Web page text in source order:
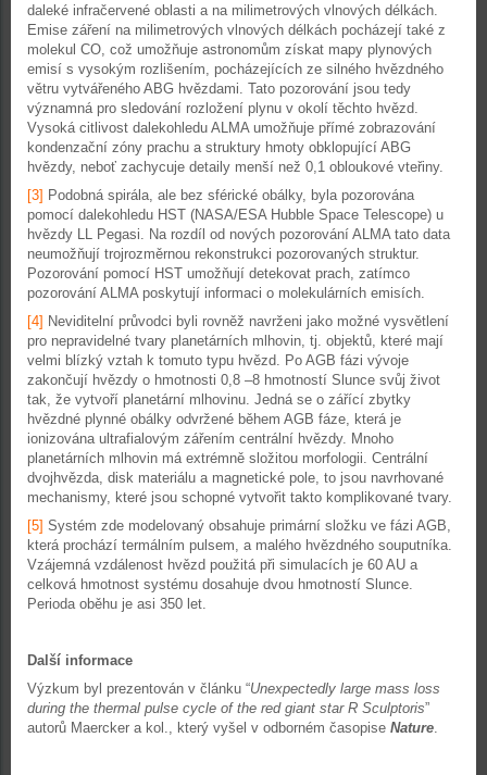
daleké infračervené oblasti a na milimetrových vlnových délkách.
Emise záření na milimetrových vlnových délkách pocházejí také z
molekul CO, což umožňuje astronomům získat mapy plynových
emisí s vysokým rozlišením, pocházejících ze silného hvězdného
větru vytvářeného ABG hvězdami. Tato pozorování jsou tedy
významná pro sledování rozložení plynu v okolí těchto hvězd.
Vysoká citlivost dalekohledu ALMA umožňuje přímé zobrazování
kondenzační zóny prachu a struktury hmoty obklopující ABG
hvězdy, neboť zachycuje detaily menší než 0,1 obloukové vteřiny.
[3] Podobná spirála, ale bez sférické obálky, byla pozorována
pomocí dalekohledu HST (NASA/ESA Hubble Space Telescope) u
hvězdy LL Pegasi. Na rozdíl od nových pozorování ALMA tato data
neumožňují trojrozměrnou rekonstrukci pozorovaných struktur.
Pozorování pomocí HST umožňují detekovat prach, zatímco
pozorování ALMA poskytují informaci o molekulárních emisích.
[4] Neviditelní průvodci byli rovněž navrženi jako možné vysvětlení
pro nepravidelné tvary planetárních mlhovin, tj. objektů, které mají
velmi blízký vztah k tomuto typu hvězd. Po AGB fázi vývoje
zakončují hvězdy o hmotnosti 0,8 –8 hmotností Slunce svůj život
tak, že vytvoří planetární mlhovinu. Jedná se o zářící zbytky
hvězdné plynné obálky odvržené během AGB fáze, která je
ionizována ultrafialovým zářením centrální hvězdy. Mnoho
planetárních mlhovin má extrémně složitou morfologii. Centrální
dvojhvězda, disk materiálu a magnetické pole, to jsou navrhované
mechanismy, které jsou schopné vytvořit takto komplikované tvary.
[5] Systém zde modelovaný obsahuje primární složku ve fázi AGB,
která prochází termálním pulsem, a malého hvězdného souputníka.
Vzájemná vzdálenost hvězd použitá při simulacích je 60 AU a
celková hmotnost systému dosahuje dvou hmotností Slunce.
Perioda oběhu je asi 350 let.
Další informace
Výzkum byl prezentován v článku “Unexpectedly large mass loss
during the thermal pulse cycle of the red giant star R Sculptoris”
autorů Maercker a kol., který vyšel v odborném časopise Nature.